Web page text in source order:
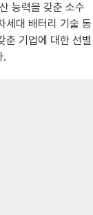
능력을 갖춘 소수
세대 배터리 기술 동
춘 기업에 대한 선별
.